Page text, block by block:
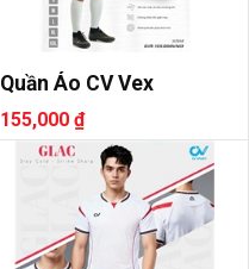
Quần Áo CV Vex
155,000 ₫